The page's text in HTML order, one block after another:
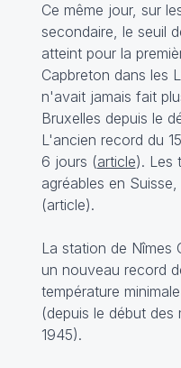
Ce même jour, sur
secondaire, le seuil
atteint pour la
Capbreton dans les
n'avait jamais fait
Bruxelles depuis le
L'ancien record du
6 jours (article). Les
agréables en
(article).
La station de Nîmes
un nouveau record
température
(depuis le début des
1945).